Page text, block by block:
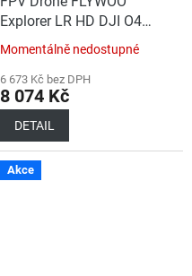
Explorer LR HD DJI O4
Wide BNF DJI
Momentálně nedostupné
6 673 Kč bez DPH
8 074 Kč
DETAIL
Akce